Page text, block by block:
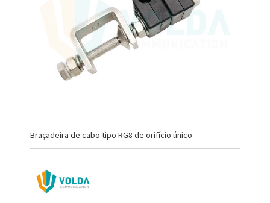
Braçadeira de cabo tipo RG8 de orifício único